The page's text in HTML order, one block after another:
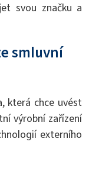
svou značku a
smluvní
která chce uvést
výrobní zařízení
externího